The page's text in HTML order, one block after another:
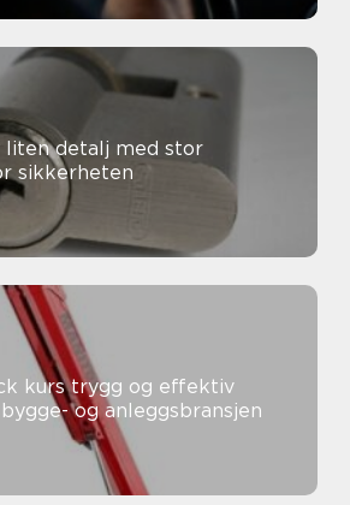
sikkerheten
og effektiv
og anleggsbransjen